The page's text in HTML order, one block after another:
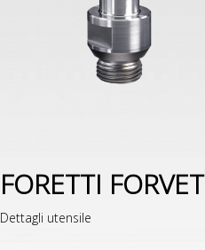
FORETTI FORVET
Dettagli utensile